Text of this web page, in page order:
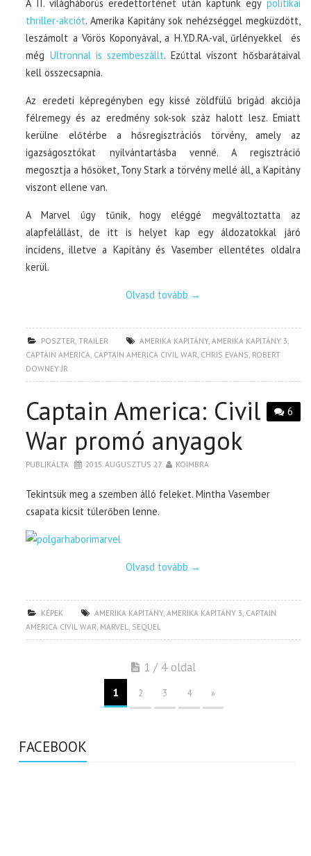
A II. világháborús eredettörténet után kaptunk egy politikai
thriller-akciót. Amerika Kapitány sok nehézséggel megküzdött,
leszámolt a Vörös Koponyával, a H.Y.D.RA.-val, űrlényekkel és
még Ultronnal is szembeszállt. Ezúttal viszont hősbarátaival
kell összecsapnia.
Az eredeti képregényben egy kissé zöldfülű brigád akciója
félremegy és az eredmény sok-sok száz halott lesz. Emiatt
kerülne előtérbe a hősregisztrációs törvény, amely az
igazságosztókat nyilvántartásba venné. A regisztráció
megosztja a hősöket, Tony Stark a törvény mellé áll, a Kapitány
viszont ellene van.
A Marvel úgy tűnik, hogy eléggé megváltoztatta az
alapfelállást, de itt is helyet kap egy áldozatokkal járó
incidens, illetve a Kapitány és Vasember ellentétes oldalra
kerül.
Olvasd tovább →
POSZTER ,TRAILER AMERIKA KAPITÁNY,AMERIKA KAPITÁNY 3
CAPTAIN AMERICA CAPTAIN AMERICA CIVIL WAR CHRIS EVANS ROBERT
DOWNEY JR
6
Captain America: Civil
War promó anyagok
PUBLIKÁLTA 2015. AUGUSZTUS 27. KOIMBRA
Tekintsük meg a szemben álló feleket. Mintha Vasember
csapata kicsit túlerőben lenne.
Olvasd tovább →
KÉPEK AMERIKA KAPITÁNY,AMERIKA KAPITÁNY 3 CAPTAIN
AMERICA CIVIL WAR MARVEL SEQUEL
1 / 4 oldal
1 2 3 4 »
FACEBOOK